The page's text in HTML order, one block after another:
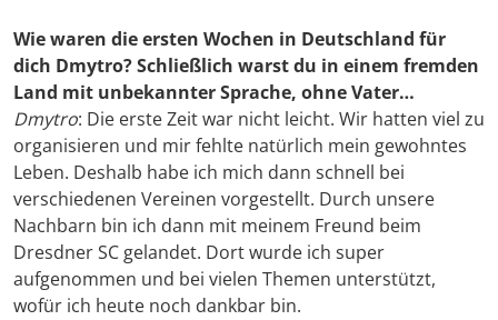
Wie waren die ersten Wochen in Deutschland für
dich Dmytro? Schließlich warst du in einem fremden
Land mit unbekannter Sprache, ohne Vater…
Dmytro: Die erste Zeit war nicht leicht. Wir hatten viel zu
organisieren und mir fehlte natürlich mein gewohntes
Leben. Deshalb habe ich mich dann schnell bei
verschiedenen Vereinen vorgestellt. Durch unsere
Nachbarn bin ich dann mit meinem Freund beim
Dresdner SC gelandet. Dort wurde ich super
aufgenommen und bei vielen Themen unterstützt,
wofür ich heute noch dankbar bin.